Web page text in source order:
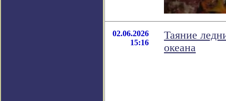
02.06.2026
15:16
Таяние
океана